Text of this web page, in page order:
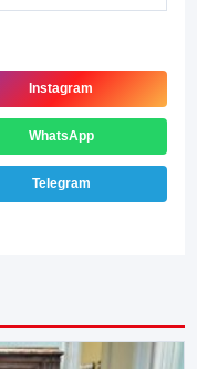
Instagram
WhatsApp
Telegram